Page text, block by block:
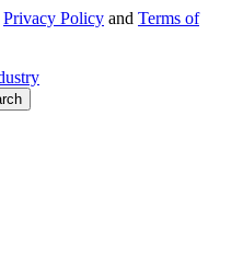
Privacy Policy and Terms of